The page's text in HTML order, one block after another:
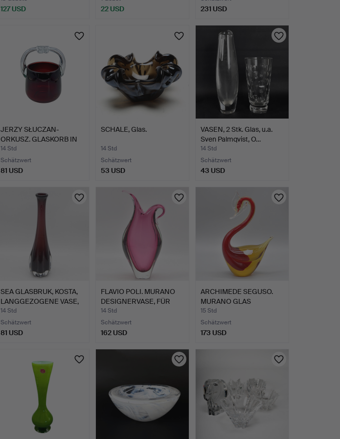
127 USD 22 USD 231 USD
JERZY SŁUCZAN-
ORKUSZ. GLASKORB IN
RUBINROT…
14 Std
Schätzwert
81 USD
SCHALE, Glas.
14 Std
Schätzwert
53 USD
VASEN, 2 Stk. Glas, u.a.
Sven Palmqvist, O…
14 Std
Schätzwert
43 USD
SEA GLASBRUK, KOSTA,
LANGGEZOGENE VASE,
ST…
14 Std
Schätzwert
81 USD
FLAVIO POLI. MURANO
DESIGNERVASE, FÜR
SEGU…
14 Std
Schätzwert
162 USD
ARCHIMEDE SEGUSO.
MURANO GLAS
SKULPTUR, SC…
15 Std
Schätzwert
173 USD